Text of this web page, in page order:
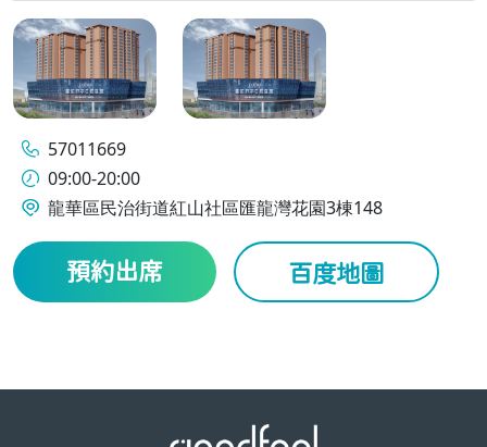
57011669
09:00-20:00
龍華區民治街道紅山社區匯龍灣花園3棟148
預約出席 百度地圖